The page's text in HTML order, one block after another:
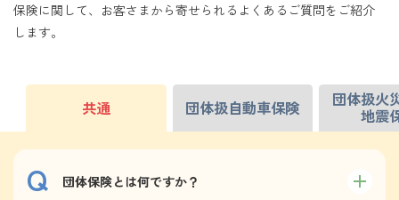
保険に関して、お客さまから寄せられるよくあるご質問をご紹介
します。
共通 団体扱自動車保険 団体扱火
地震
団体保険とは何ですか？